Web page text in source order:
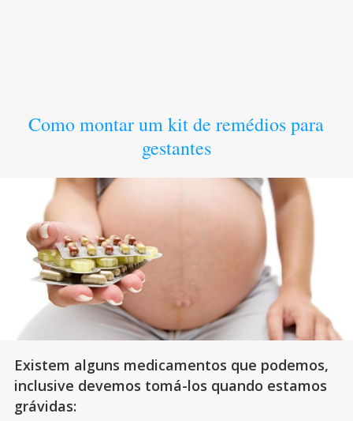
Como montar um kit de remédios para
gestantes
Existem alguns medicamentos que podemos,
inclusive devemos tomá-los quando estamos
grávidas: